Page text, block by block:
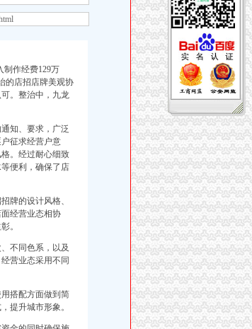
作经费129万
的店招店牌美观协
。整治中，九龙
知、要求，广泛
征求经营户意
。经过耐心细致
便利，确保了店
牌的设计风格、
经营业态相协
。
不同色系，以及
营业态采用不同
搭配方面做到简
提升城市形象。